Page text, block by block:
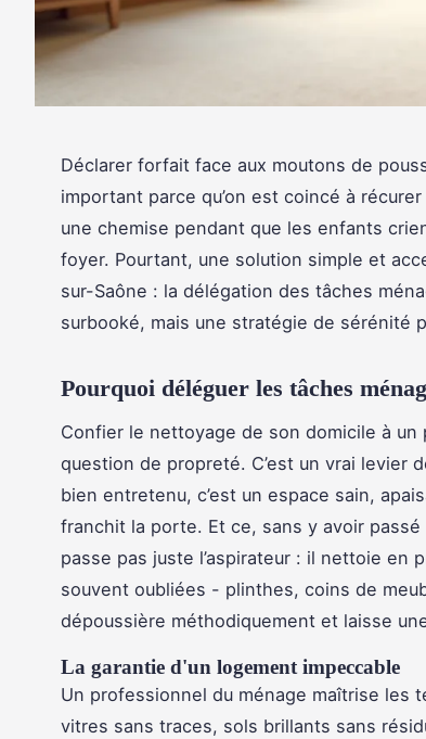
Déclarer forfait face aux moutons de
important parce qu’on est coincé à
une chemise pendant que les enfants
foyer. Pourtant, une solution simple et
sur-Saône : la délégation des tâches
surbooké, mais une stratégie de sérénité
Pourquoi déléguer les tâches
Confier le nettoyage de son domicile à un
question de propreté. C’est un vrai levier
bien entretenu, c’est un espace sain,
franchit la porte. Et ce, sans y avoir
passe pas juste l’aspirateur : il nettoie en
souvent oubliées - plinthes, coins de
dépoussière méthodiquement et laisse
La garantie d'un logement impeccable
Un professionnel du ménage maîtrise les
vitres sans traces, sols brillants sans